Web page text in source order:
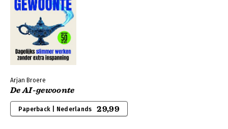
Arjan Broere
De AI-gewoonte
Paperback | Nederlands 29,99